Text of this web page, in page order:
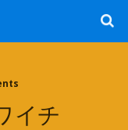
イチ